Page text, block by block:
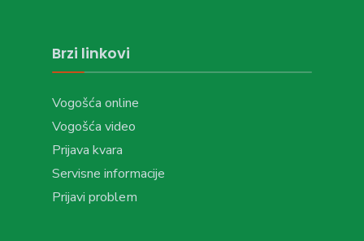
Brzi linkovi
Vogošća online
Vogošća video
Prijava kvara
Servisne informacije
Prijavi problem